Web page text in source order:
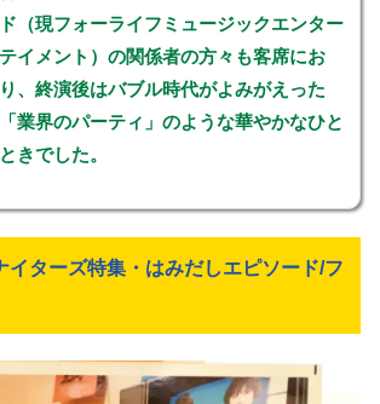
ド（現フォーライフミュージックエンター
テイメント）の関係者の方々も客席にお
り、終演後はバブル時代がよみがえった
「業界のパーティ」のような華やかなひと
ときでした。
イターズ特集・はみだしエピソード/フ